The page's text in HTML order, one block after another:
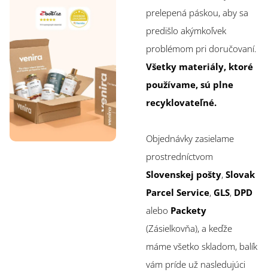
prelepená páskou, aby sa
predišlo akýmkoľvek
problémom pri doručovaní.
Všetky materiály, ktoré
používame, sú plne
recyklovateľné.
Objednávky zasielame
prostredníctvom
Slovenskej pošty, Slovak
Parcel Service, GLS, DPD
alebo Packety
(Zásielkovňa), a keďže
máme všetko skladom, balík
vám príde už nasledujúci